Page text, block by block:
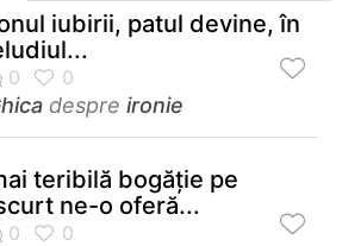
iubirii, patul devine, în
despre ironie
teribilă bogăție pe
ne-o oferă...